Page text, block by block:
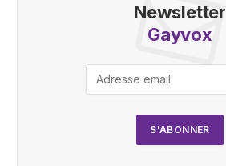
Newsletter
Gayvox